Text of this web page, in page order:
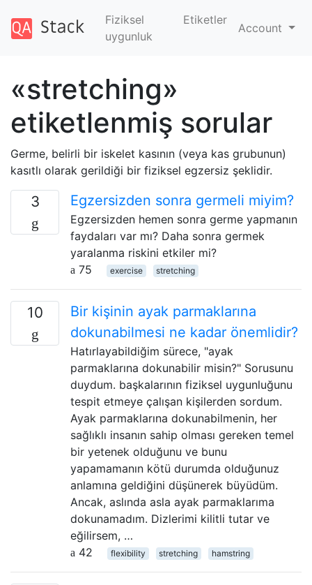
Fiziksel
uygunluk
Etiketler
Account
«stretching»
etiketlenmiş sorular
Germe, belirli bir iskelet kasının (veya kas grubunun)
kasıtlı olarak gerildiği bir fiziksel egzersiz şeklidir.
3 Egzersizden sonra germeli miyim?
Egzersizden hemen sonra germe yapmanın
faydaları var mı? Daha sonra germek
yaralanma riskini etkiler mi?
75
exercise stretching
10
Bir kişinin ayak parmaklarına
dokunabilmesi ne kadar önemlidir?
Hatırlayabildiğim sürece, "ayak
parmaklarına dokunabilir misin?" Sorusunu
duydum. başkalarının fiziksel uygunluğunu
tespit etmeye çalışan kişilerden sordum.
Ayak parmaklarına dokunabilmenin, her
sağlıklı insanın sahip olması gereken temel
bir yetenek olduğunu ve bunu
yapamamanın kötü durumda olduğunuz
anlamına geldiğini düşünerek büyüdüm.
Ancak, aslında asla ayak parmaklarıma
dokunamadım. Dizlerimi kilitli tutar ve
eğilirsem, …
42
flexibility stretching hamstring